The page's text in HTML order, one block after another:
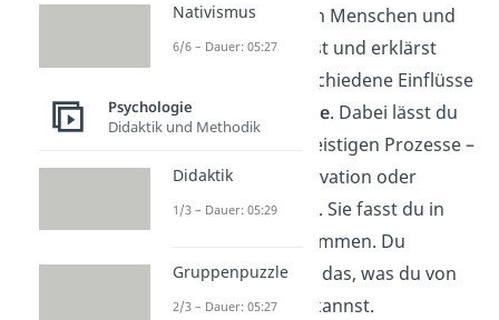
du das Verhalten von Menschen und
Tiere. Du untersuchst und erklärst
auf verschiedene Einflüsse
der Umwelt, die
Reize. Dabei lässt du
alle mentalen und geistigen Prozesse –
wie Emotionen, Motivation oder
Wünsche, außen vor. Sie fasst du in
einer Black Box zusammen. Du
betrachtest also nur das, was du von
außen beobachten
kannst.
Nativismus
6/6 – Dauer: 05:27
Psychologie
Didaktik und Methodik
Didaktik
1/3 – Dauer: 05:29
Gruppenpuzzle
2/3 – Dauer: 05:27